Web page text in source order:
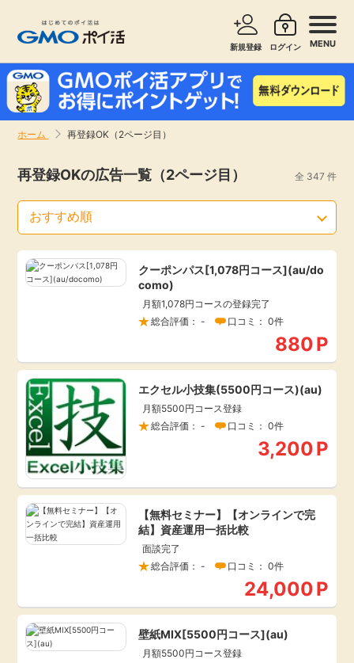
新規登録 ログイン MENU
ホーム 再登録OK（2ページ目）
無料
アンケート
ゲーム
買い物
モニター
お友達紹介
サービスで探す ショッピングで探す
旅行・レンタカー
無料サービス
エンタメ
クレジットカード
引っ越し
買取・査定
学び
進学・教育
美容・健康
銀行・金融・投資
再登録OKの広告一覧（2ページ目） 全 347 件
クーポンパス[1,078円コース](au/do
como)
月額1,078円コースの登録完了
総合評価： -
口コミ： 0件
880P
エクセル小技集(5500円コース)(au)
月額5500円コース登録
総合評価： -
口コミ： 0件
3,200P
【無料セミナー】【オンラインで完
結】資産運用一括比較
面談完了
総合評価： -
口コミ： 0件
24,000P
壁紙MIX[5500円コース](au)
月額5500円コース登録